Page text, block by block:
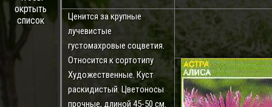
окртыть
список
Ценится за крупные
лучевистые
густомахровые соцветия.
Относится к сортотипу
Художественные. Куст
раскидистый. Цветоносы
прочные, длиной 45-50 см.